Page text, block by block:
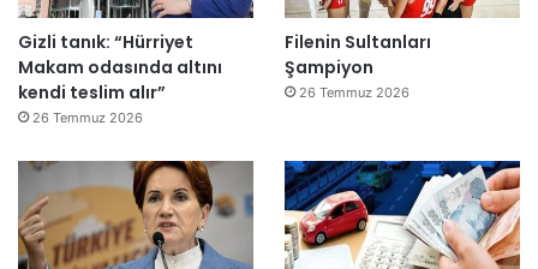
Gizli tanık: “Hürriyet
Makam odasında altını
kendi teslim alır”
26 Temmuz 2026
Filenin Sultanları
Şampiyon
26 Temmuz 2026